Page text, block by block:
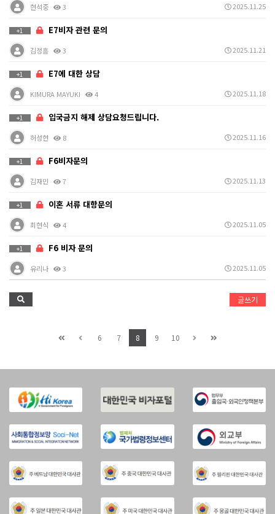
현석중 3 2025.11.25
+1 E7비자 관련 문의
김정흠 3 2025.11.21
+1 E7에 대한 상담
KIMURA MAYUKI 4 2025.11.18
+1 입국금지 해제 상담요청드립니다.
허성현 8 2025.11.16
+1 F6비자문의
김재민 7 2025.11.13
+1 이혼 서류 대항문의
최현식 4 2025.11.05
+1 F6 비자 문의
유리나 3 2025.11.05
글쓰기
6 7 8 9 10